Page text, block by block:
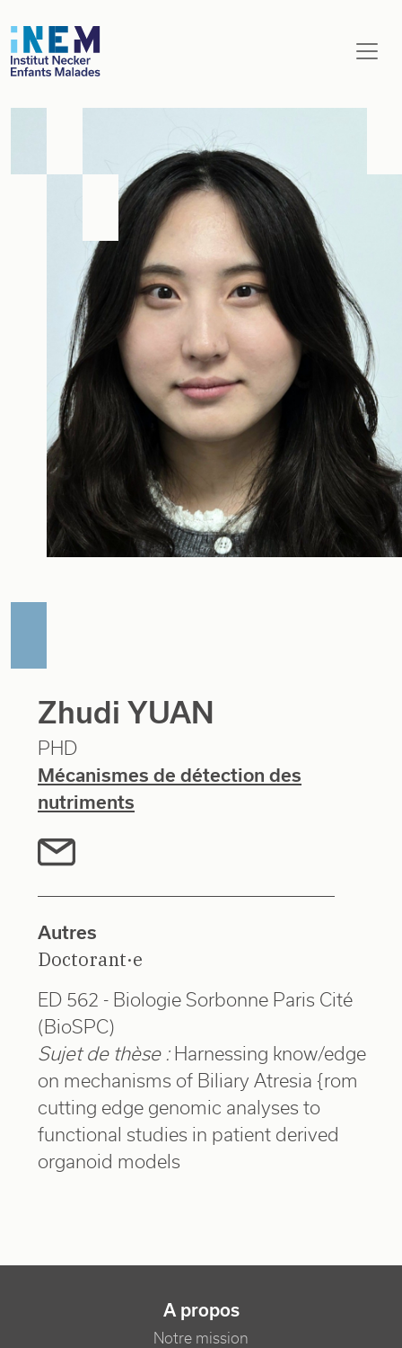
Aller au contenu principal
Zhudi YUAN
PHD
Mécanismes de détection des
nutriments
Autres
Doctorant·e
ED 562 - Biologie Sorbonne Paris Cité
(BioSPC)
Sujet de thèse : Harnessing know/edge
on mechanisms of Biliary Atresia {rom
cutting edge genomic analyses to
functional studies in patient derived
organoid models
NAVIGATION PRINCIPALE
A propos
Notre mission